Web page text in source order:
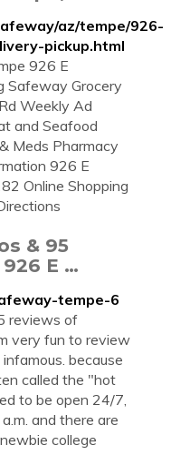
az/tempe/926-
pickup.html
926 E
Safeway Grocery
Weekly Ad
and Seafood
Meds Pharmacy
926 E
Online Shopping
& 95
E …
tempe-6
reviews of
very fun to review
because
called the "hot
to be open 24/7,
and there are
college